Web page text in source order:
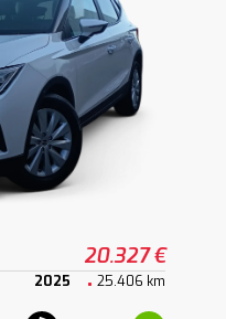
20.327 €
2025 25.406 km